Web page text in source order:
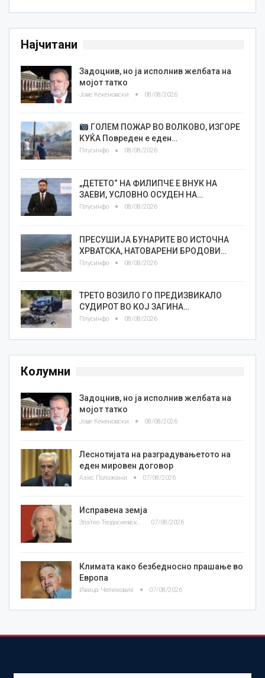
Најчитани
Задоцнив, но ја исполнив желбата на
мојот татко
Јове Кекеновски 08/08/2026
ГОЛЕМ ПОЖАР ВО ВОЛКОВО, ИЗГОРЕ
КУЌА Повреден е еден…
Плусинфо 08/08/2026
„ДЕТЕТО“ НА ФИЛИПЧЕ Е ВНУК НА
ЗАЕВИ, УСЛОВНО ОСУДЕН НА…
Плусинфо 08/08/2026
ПРЕСУШИЈА БУНАРИТЕ ВО ИСТОЧНА
ХРВАТСКА, НАТОВАРЕНИ БРОДОВИ…
Плусинфо 08/08/2026
ТРЕТО ВОЗИЛО ГО ПРЕДИЗВИКАЛО
СУДИРОТ ВО КОЈ ЗАГИНА…
Плусинфо 08/08/2026
Колумни
Задоцнив, но ја исполнив желбата на
мојот татко
Јове Кекеновски 08/08/2026
Леснотијата на разградувањетото на
еден мировен договор
Азис Положани 07/08/2026
Исправена земја
Златко Теодосиевски 07/08/2026
Климата како безбедносно прашање во
Европа
Ивица Челиковиќ 07/08/2026